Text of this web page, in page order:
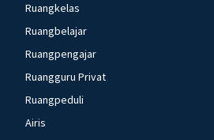
Ruangkelas
Ruangbelajar
Ruangpengajar
Ruangguru Privat
Ruangpeduli
Airis